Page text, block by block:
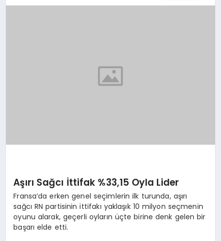
SAĞLIK
Aşırı Sağcı İttifak %33,15 Oyla Lider
Fransa’da erken genel seçimlerin ilk turunda, aşırı
sağcı RN partisinin ittifakı yaklaşık 10 milyon seçmenin
oyunu alarak, geçerli oyların üçte birine denk gelen bir
başarı elde etti.